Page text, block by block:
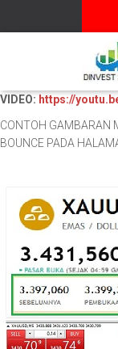
VIDEO: https://
CONTOH GAMBARAN
BOUNCE PADA